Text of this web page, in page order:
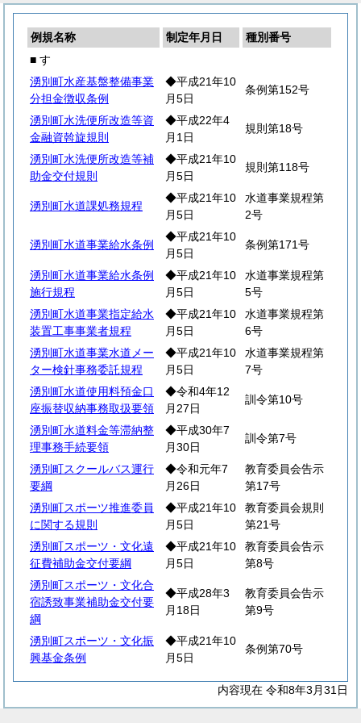
例規名称 制定年月日
種別番号
■ す
湧別町水産基盤整備事業
分担金徴収条例
◆平成21年10
月5日
条例第152号
湧別町水洗便所改造等資
金融資斡旋規則
◆平成22年4
月1日
規則第18号
湧別町水洗便所改造等補
助金交付規則
◆平成21年10
月5日
規則第118号
湧別町水道課処務規程
◆平成21年10
月5日
水道事業規程第
2号
湧別町水道事業給水条例
◆平成21年10
月5日
条例第171号
湧別町水道事業給水条例
施行規程
◆平成21年10
月5日
水道事業規程第
5号
湧別町水道事業指定給水
装置工事事業者規程
◆平成21年10
月5日
水道事業規程第
6号
湧別町水道事業水道メー
ター検針事務委託規程
◆平成21年10
月5日
水道事業規程第
7号
湧別町水道使用料預金口
座振替収納事務取扱要領
◆令和4年12
月27日
訓令第10号
湧別町水道料金等滞納整
理事務手続要領
◆平成30年7
月30日
訓令第7号
湧別町スクールバス運行
要綱
◆令和元年7
月26日
教育委員会告示
第17号
湧別町スポーツ推進委員
に関する規則
◆平成21年10
月5日
教育委員会規則
第21号
湧別町スポーツ・文化遠
征費補助金交付要綱
◆平成21年10
月5日
教育委員会告示
第8号
湧別町スポーツ・文化合
宿誘致事業補助金交付要
綱
◆平成28年3
月18日
教育委員会告示
第9号
湧別町スポーツ・文化振
興基金条例
◆平成21年10
月5日
条例第70号
内容現在 令和8年3月31日